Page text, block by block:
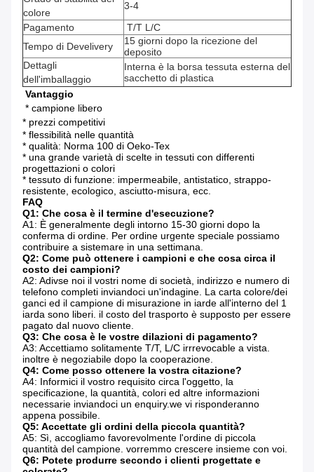
colore
3-4
Pagamento
T/T L/C
Tempo di Develivery
15 giorni dopo la ricezione del
deposito
Dettagli
dell'imballaggio
Interna è la borsa tessuta esterna del
sacchetto di plastica
Vantaggio
* campione libero
* prezzi competitivi
* flessibilità nelle quantità
* qualità: Norma 100 di Oeko-Tex
* una grande varietà di scelte in tessuti con differenti
progettazioni o colori
* tessuto di funzione: impermeabile, antistatico, strappo-
resistente, ecologico, asciutto-misura, ecc.
FAQ
Q1: Che cosa è il termine d'esecuzione?
A1: È generalmente degli intorno 15-30 giorni dopo la
conferma di ordine. Per ordine urgente speciale possiamo
contribuire a sistemare in una settimana.
Q2: Come può ottenere i campioni e che cosa circa il
costo dei campioni?
A2: Adivse noi il vostri nome di società, indirizzo e numero di
telefono completi inviandoci un'indagine. La carta colore/dei
ganci ed il campione di misurazione in iarde all'interno del 1
iarda sono liberi. il costo del trasporto è supposto per essere
pagato dal nuovo cliente.
Q3: Che cosa è le vostre dilazioni di pagamento?
A3: Accettiamo solitamente T/T, L/C irrrevocable a vista.
inoltre è negoziabile dopo la cooperazione.
Q4: Come posso ottenere la vostra citazione?
A4: Informici il vostro requisito circa l'oggetto, la
specificazione, la quantità, colori ed altre informazioni
necessarie inviandoci un enquiry.we vi risponderanno
appena possibile.
Q5: Accettate gli ordini della piccola quantità?
A5: Sì, accogliamo favorevolmente l'ordine di piccola
quantità del campione. vorremmo crescere insieme con voi.
Q6: Potete produrre secondo i clienti progettate e